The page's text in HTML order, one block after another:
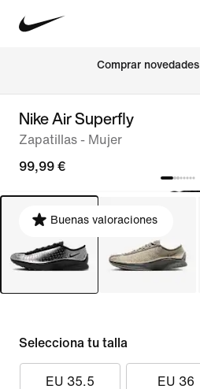
Comprar novedades
Nike Air Superfly
Zapatillas - Mujer
99,99 €
Buenas valoraciones
Selecciona tu talla
EU 35.5 EU 36